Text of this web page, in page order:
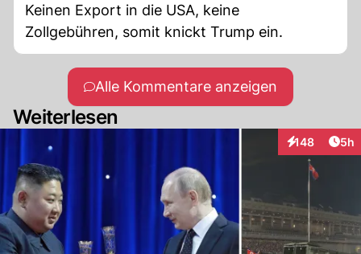
100.- pro fahrt
Keinen Export in die USA, keine
Zollgebühren, somit knickt Trump ein.
Alle Kommentare anzeigen
Weiterlesen
148
Interaktionen
5h